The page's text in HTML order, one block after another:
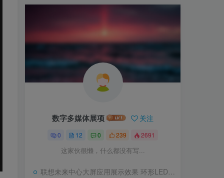
数字多媒体展项 关注
0 12 0 239 2691
这家伙很懒，什么都没有写...
联想未来中心大屏应用展示效果 环形LED大屏 圆形大屏